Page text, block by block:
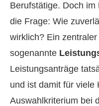
Berufstätige. Doch
die Frage: Wie
wirklich? Ein
sogenannte
Leistungsanträge
und ist damit für viele
Auswahlkriterium bei